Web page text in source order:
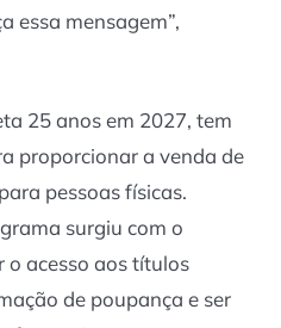
essa mensagem”,
25 anos em 2027, tem
proporcionar a venda de
pessoas físicas.
surgiu com o
acesso aos títulos
de poupança e ser